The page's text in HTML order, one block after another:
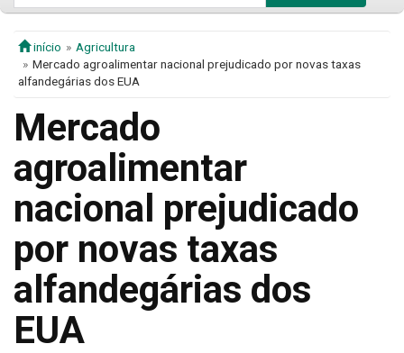
início
Agricultura
Mercado agroalimentar nacional prejudicado por novas taxas
alfandegárias dos EUA
Mercado
agroalimentar
nacional prejudicado
por novas taxas
alfandegárias dos
EUA